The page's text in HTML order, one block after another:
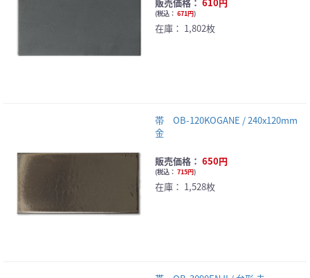
(税込： 671円)
在庫： 1,802枚
帯 OB-120KOGANE / 240x120mm
金
販売価格： 650円
(税込： 715円)
在庫： 1,528枚